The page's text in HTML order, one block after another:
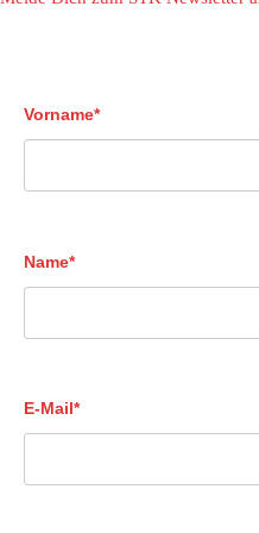
Vorname*
Name*
E-Mail*